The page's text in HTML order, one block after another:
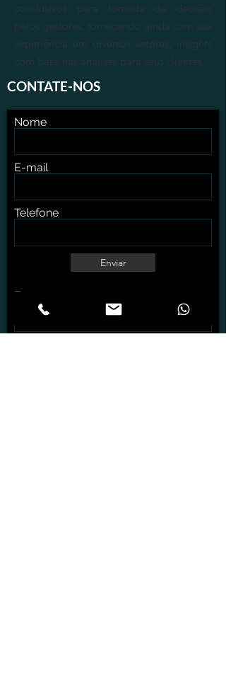
conclusivos para tomada de decisão
pelos gestores, fornecendo ainda com sua
experiência em diversos setores, insights
com base nas análises para seus clientes.
CONTATE-NOS
Nome
E-mail
Telefone
Enviar
Escreva sua mensagem